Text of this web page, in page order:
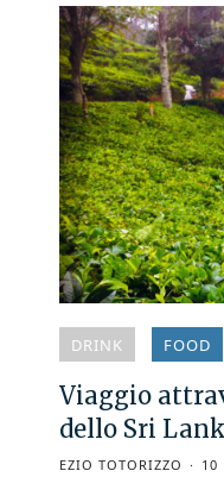
DRINK FOOD
Viaggio
dello Sri
EZIO TOTORIZZO 10